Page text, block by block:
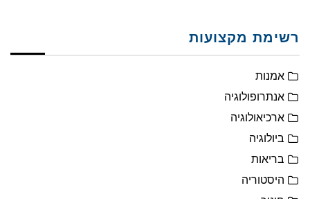
רשימת מקצועות
אמנות
אנתרופולוגיה
ארכיאולוגיה
ביולוגיה
בריאות
היסטוריה